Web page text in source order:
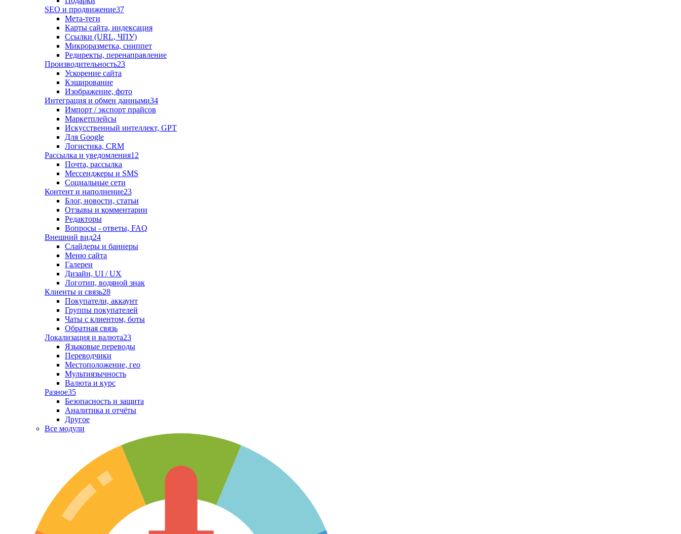
SEO и продвижение37
Мета-теги
Карты сайта, индексация
Ссылки (URL, ЧПУ)
Микроразметка, сниппет
Редиректы, перенаправление
Производительность23
Ускорение сайта
Кэширование
Изображение, фото
Интеграция и обмен данными34
Импорт / экспорт прайсов
Маркетплейсы
Искусственный интеллект, GPT
Для Google
Логистика, CRM
Рассылка и уведомления12
Почта, рассылка
Мессенджеры и SMS
Социальные сети
Контент и наполнение23
Блог, новости, статьи
Отзывы и комментарии
Редакторы
Вопросы - ответы, FAQ
Внешний вид24
Слайдеры и баннеры
Меню сайта
Галереи
Дизайн, UI / UX
Логотип, водяной знак
Клиенты и связь28
Покупатели, аккаунт
Группы покупателей
Чаты с клиентом, боты
Обратная связь
Локализация и валюта23
Языковые переводы
Переводчики
Местоположение, гео
Мультиязычность
Валюта и курс
Разное35
Безопасность и защита
Аналитика и отчёты
Другое
Все модули